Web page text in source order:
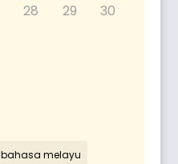
28 29
30
bahasa melayu